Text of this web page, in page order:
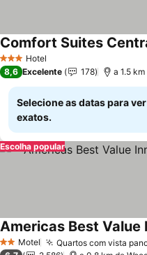
3 EstrelasHotel
Comfort Suites
8,6 Excelente 178 a 1.5
Selecione as datas para
exatos.
Escolha popular
2 Estrelas
Motel Quartos com vista